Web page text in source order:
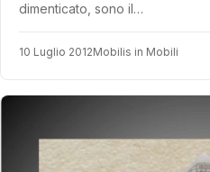
dimenticato, sono il…
10 Luglio 2012Mobilis in Mobili